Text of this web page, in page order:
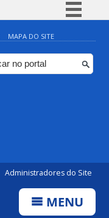
Simplifique!
Comunica BR
Participe
MAPA DO SITE
Administradores do Site
MENU